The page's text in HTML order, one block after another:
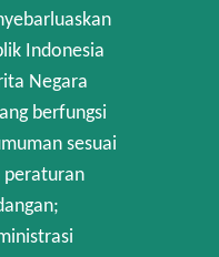
Indonesia
Negara
berfungsi
sesuai
peraturan